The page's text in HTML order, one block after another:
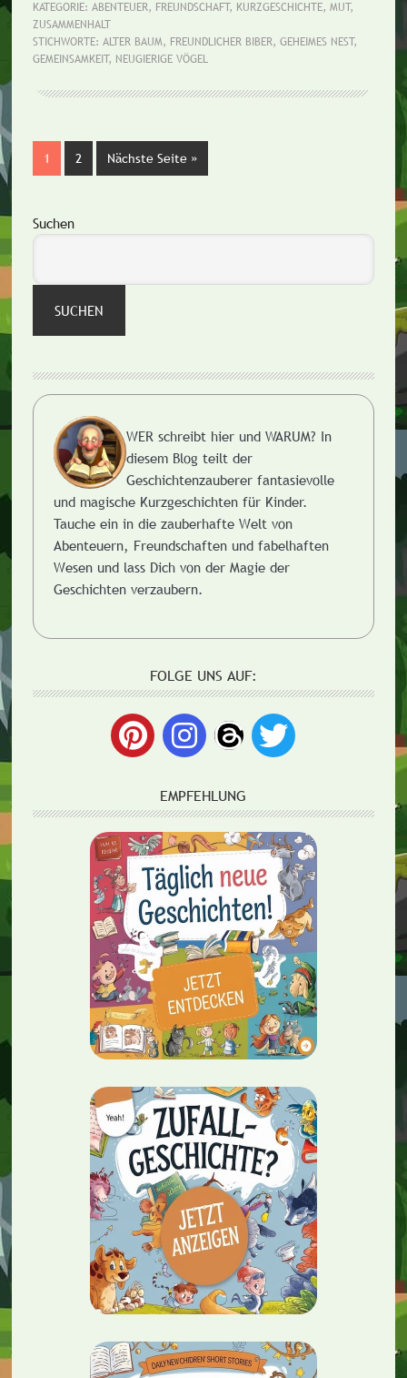
und
Vögel
KATEGORIE: ABENTEUER, FREUNDSCHAFT, KURZGESCHICHTE, MUT,
ZUSAMMENHALT
STICHWORTE: ALTER BAUM, FREUNDLICHER BIBER, GEHEIMES NEST,
GEMEINSAMKEIT, NEUGIERIGE VÖGEL
Seite
1 Seite
2 Nächste Seite aufrufen
»
Seitenspalte
Suchen
SUCHEN
WER schreibt hier und WARUM? In
diesem Blog teilt der
Geschichtenzauberer fantasievolle
und magische Kurzgeschichten für Kinder.
Tauche ein in die zauberhafte Welt von
Abenteuern, Freundschaften und fabelhaften
Wesen und lass Dich von der Magie der
Geschichten verzaubern.
FOLGE UNS AUF:
EMPFEHLUNG